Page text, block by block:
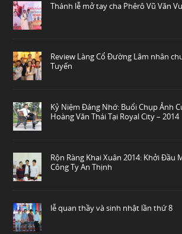
Thánh lễ mở tay cha Phêrô Vũ Văn
Review Làng Cổ Đường Lâm nhân
Tuyến
Kỷ Niệm Đáng Nhớ: Buổi Chụp Ảnh
Hoàng Văn Thái Tại Royal City – 2014
Rộn Ràng Khai Xuân 2014: Khởi Đầu
Công Ty An Thịnh
lễ quan thầy và sinh nhật lần thứ 8